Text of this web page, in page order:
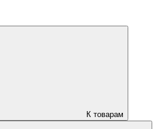
К товарам